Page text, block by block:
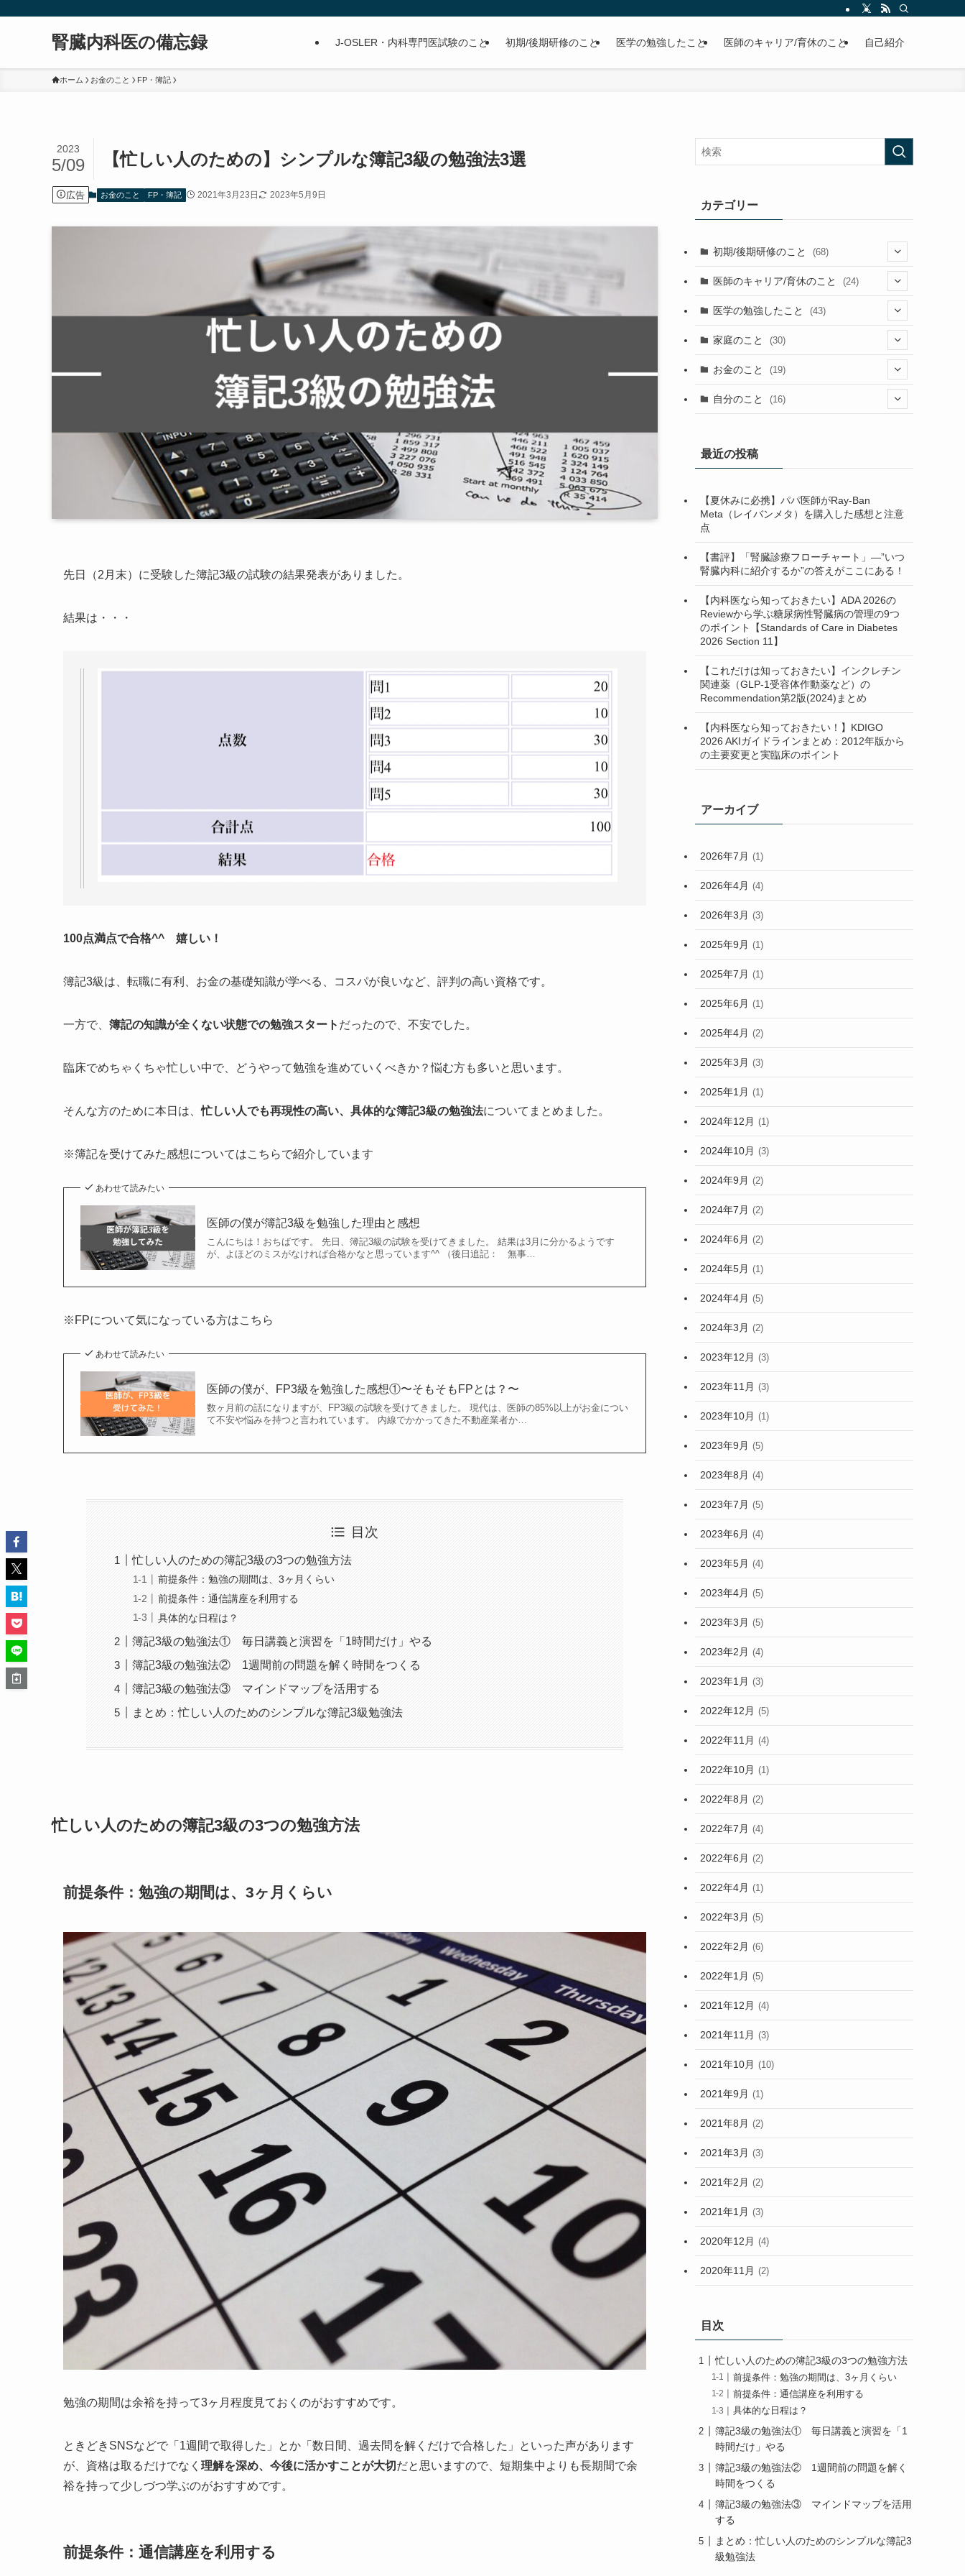
腎臓内科医の備忘録 J-OSLER・内科専門医試験のこと 初期/後期研修のこと 医学の勉強したこと 医師のキャリア/育休のこと 自己紹介
ホーム お金のこと FP・簿記
【忙しい人のための】シンプルな簿記3級の勉強法3選
2023
5/09
広告 お金のこと FP・簿記 2021年3月23日 2023年5月9日
先日（2月末）に受験した簿記3級の試験の結果発表がありました。
結果は・・・
100点満点で合格^^ 嬉しい！
簿記3級は、転職に有利、お金の基礎知識が学べる、コスパが良いなど、評判の高い資格です。
一方で、 簿記の知識が全くない状態での勉強スタート だったので、不安でした。
臨床でめちゃくちゃ忙しい中で、どうやって勉強を進めていくべきか？悩む方も多いと思います。
そんな方のために本日は、忙しい人でも再現性の高い、具体的な簿記3級の勉強法についてまとめました。
※簿記を受けてみた感想についてはこちらで紹介しています
あわせて読みたい
医師の僕が簿記3級を勉強した理由と感想
こんにちは！おちばです。 先日、簿記3級の試験を受けてきました。 結果は3月に分かるようです
が、よほどのミスがなければ合格かなと思っています^^ （後日追記： 無事…
※FPについて気になっている方はこちら
あわせて読みたい
医師の僕が、FP3級を勉強した感想①〜そもそもFPとは？〜
数ヶ月前の話になりますが、FP3級の試験を受けてきました。 現代は、医師の85%以上がお金につい
て不安や悩みを持つと言われています。 内線でかかってきた不動産業者か…
目次
忙しい人のための簿記3級の3つの勉強方法
前提条件：勉強の期間は、3ヶ月くらい
前提条件：通信講座を利用する
具体的な日程は？
簿記3級の勉強法① 毎日講義と演習を「1時間だけ」やる
簿記3級の勉強法② 1週間前の問題を解く時間をつくる
簿記3級の勉強法③ マインドマップを活用する
まとめ：忙しい人のためのシンプルな簿記3級勉強法
忙しい人のための簿記3級の3つの勉強方法
前提条件：勉強の期間は、3ヶ月くらい
勉強の期間は余裕を持って3ヶ月程度見ておくのがおすすめです。
ときどきSNSなどで「1週間で取得した」とか「数日間、過去問を解くだけで合格した」といった声があります
が、資格は取るだけでなく 理解を深め、今後に活かすことが大切 だと思いますので、短期集中よりも長期間で余
裕を持って少しづつ学ぶのがおすすめです。
前提条件：通信講座を利用する
カテゴリー
初期/後期研修のこと (68)
(26)
(2)
(13)
(23) (9)
(4)
医師のキャリア/育休のこと (24)
(1)
(1)
医学の勉強したこと (43)
(2)
(1)
(1)
(10)
(1)
(1)
(1)
(4)
(3)
(1)
(2)
(7)
(7)
(2)
(3)
(1)
家庭のこと (30)
(13)
(12)
(1)
お金のこと (19)
(4)
自分のこと (16)
(5)
(2)
最近の投稿
【夏休みに必携】パパ医師がRay-Ban
Meta（レイバンメタ）を購入した感想と注意
点
【書評】「腎臓診療フローチャート」—”いつ
腎臓内科に紹介するか”の答えがここにある！
【内科医なら知っておきたい】ADA 2026の
Reviewから学ぶ糖尿病性腎臓病の管理の9つ
のポイント【Standards of Care in Diabetes
2026 Section 11】
【これだけは知っておきたい】インクレチン
関連薬（GLP-1受容体作動薬など）の
Recommendation第2版(2024)まとめ
【内科医なら知っておきたい！】KDIGO
2026 AKIガイドラインまとめ：2012年版から
の主要変更と実臨床のポイント
アーカイブ
2026年7月 (1)
2026年4月 (4)
2026年3月 (3)
2025年9月 (1)
2025年7月 (1)
2025年6月 (1)
2025年4月 (2)
2025年3月 (3)
2025年1月 (1)
2024年12月 (1)
2024年10月 (3)
2024年9月 (2)
2024年7月 (2)
2024年6月 (2)
2024年5月 (1)
2024年4月 (5)
2024年3月 (2)
2023年12月 (3)
2023年11月 (3)
2023年10月 (1)
2023年9月 (5)
2023年8月 (4)
2023年7月 (5)
2023年6月 (4)
2023年5月 (4)
2023年4月 (5)
2023年3月 (5)
2023年2月 (4)
2023年1月 (3)
2022年12月 (5)
2022年11月 (4)
2022年10月 (1)
2022年8月 (2)
2022年7月 (4)
2022年6月 (2)
2022年4月 (1)
2022年3月 (5)
2022年2月 (6)
2022年1月 (5)
2021年12月 (4)
2021年11月 (3)
2021年10月 (10)
2021年9月 (1)
2021年8月 (2)
2021年3月 (3)
2021年2月 (2)
2021年1月 (3)
2020年12月 (4)
2020年11月 (2)
目次
忙しい人のための簿記3級の3つの勉強方法
前提条件：勉強の期間は、3ヶ月くらい
前提条件：通信講座を利用する
具体的な日程は？
簿記3級の勉強法① 毎日講義と演習を「1
時間だけ」やる
簿記3級の勉強法② 1週間前の問題を解く
時間をつくる
簿記3級の勉強法③ マインドマップを活用
する
まとめ：忙しい人のためのシンプルな簿記3
級勉強法